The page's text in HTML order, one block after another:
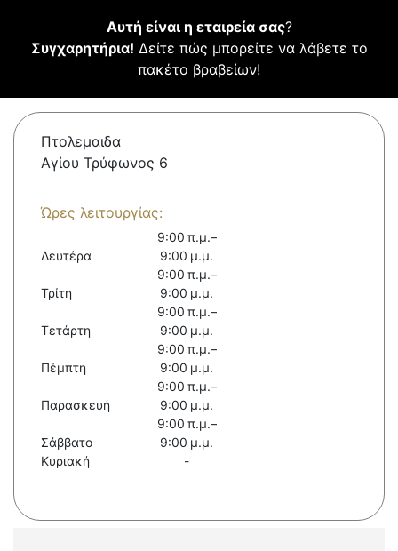
Αυτή είναι η εταιρεία σας?
Συγχαρητήρια! Δείτε πώς μπορείτε να λάβετε το
πακέτο βραβείων!
Πτολεμαιδα
Αγίου Τρύφωνος 6
Ώρες λειτουργίας:
Δευτέρα
9:00 π.μ.–
9:00 μ.μ.
Τρίτη
9:00 π.μ.–
9:00 μ.μ.
Τετάρτη
9:00 π.μ.–
9:00 μ.μ.
Πέμπτη
9:00 π.μ.–
9:00 μ.μ.
Παρασκευή
9:00 π.μ.–
9:00 μ.μ.
Σάββατο
9:00 π.μ.–
9:00 μ.μ.
Κυριακή
-